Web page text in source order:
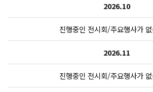
2026.10
진행중인 전시회/주요행사가
2026.11
진행중인 전시회/주요행사가